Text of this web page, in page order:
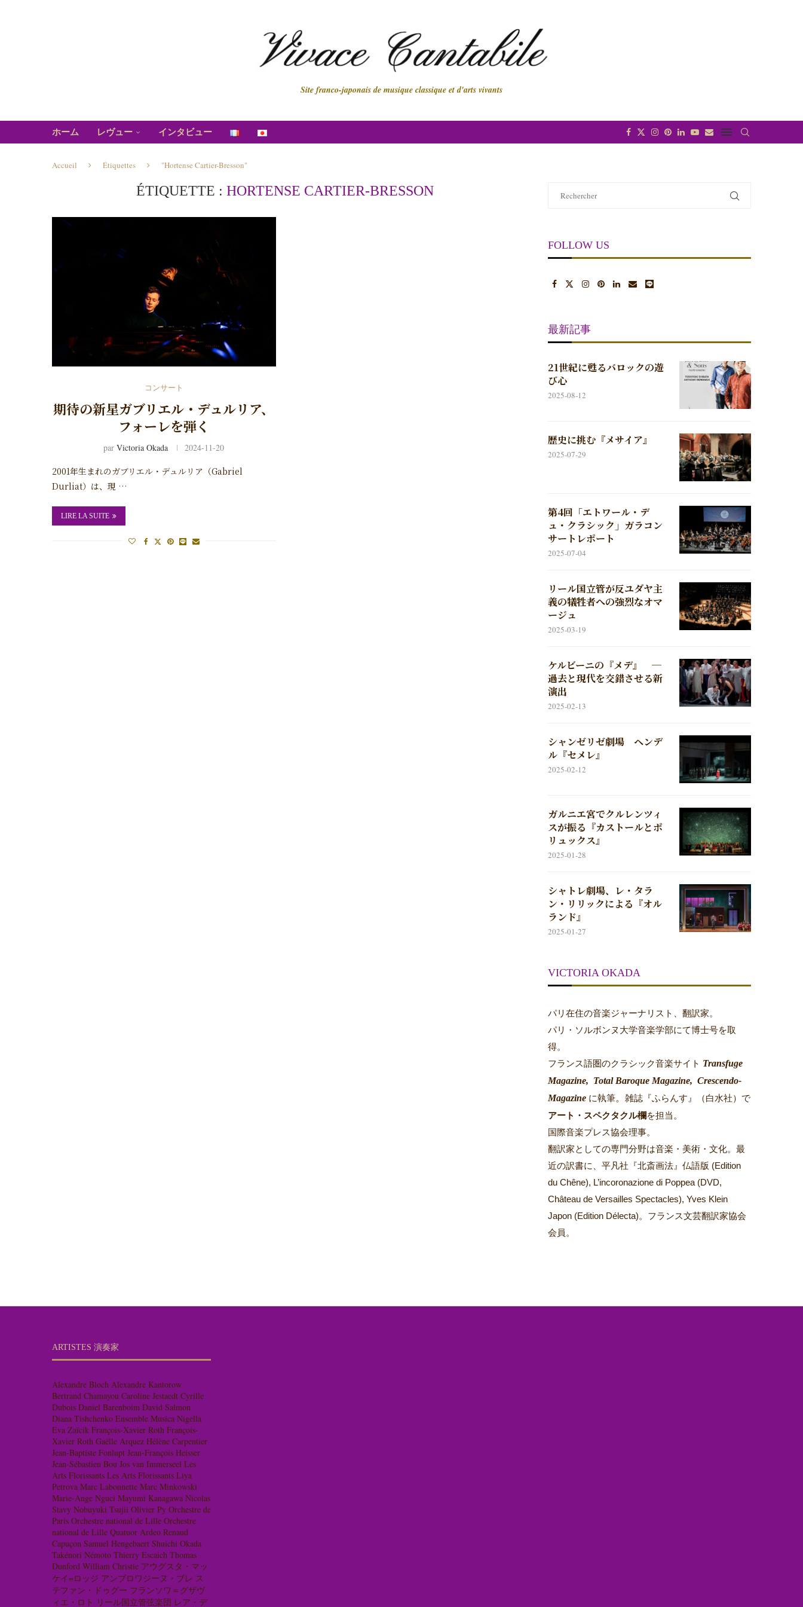
Site franco-japonais de musique classique et d'arts vivants
ホーム レヴュー インタビュー
Accueil Étiquettes "Hortense Cartier-Bresson"
ÉTIQUETTE : HORTENSE CARTIER-BRESSON
コンサート
期待の新星ガブリエル・デュルリア、
フォーレを弾く
parVictoria Okada 2024-11-20
2001年生まれのガブリエル・デュルリア（Gabriel
Durliat）は、現 …
LIRE LA SUITE
FOLLOW US
最新記事
21世紀に甦るバロックの遊
び心
2025-08-12
歴史に挑む『メサイア』
2025-07-29
第4回「エトワール・デ
ュ・クラシック」ガラコン
サートレポート
2025-07-04
リール国立管が反ユダヤ主
義の犠牲者への強烈なオマ
ージュ
2025-03-19
ケルビーニの『メデ』 ─
過去と現代を交錯させる新
演出
2025-02-13
シャンゼリゼ劇場 ヘンデ
ル『セメレ』
2025-02-12
ガルニエ宮でクルレンツィ
スが振る『カストールとポ
リュックス』
2025-01-28
シャトレ劇場、レ・タラ
ン・リリックによる『オル
ランド』
2025-01-27
VICTORIA OKADA
パリ在住の音楽ジャーナリスト、翻訳家。
パリ・ソルボンヌ大学音楽学部にて博士号を取
得。
フランス語圏のクラシック音楽サイト Transfuge
Magazine, Total Baroque Magazine, Crescendo-
Magazine に執筆。 雑誌『ふらんす』（白水社）で
アート・スペクタクル欄を担当。
国際音楽プレス協会理事。
翻訳家としての専門分野は音楽・美術・文化。最
近の訳書に、平凡社『北斎画法』仏語版 (Edition
du Chêne), L’incoronazione di Poppea (DVD,
Château de Versailles Spectacles), Yves Klein
Japon (Edition Délecta)。フランス文芸翻訳家協会
会員。
ARTISTES 演奏家
Alexandre Bloch Alexandre Kantorow
Bertrand Chamayou Caroline Jestaedt Cyrille
Dubois Daniel Barenboim David Salmon
Diana Tishchenko Ensemble Musica Nigella
Eva Zaïcik François-Xavier Roth François-
Xavier Roth Gaëlle Arquez Hélène Carpentier
Jean-Baptiste Fonlupt Jean-François Heisser
Jean-Sébastien Bou Jos van Immerseel Les
Arts Florissants Les Arts Florissants Liya
Petrova Marc Labonnette Marc Minkowski
Marie-Ange Nguci Mayumi Kanagawa Nicolas
Stavy Nobuyuki Tsujii Olivier Py Orchestre de
Paris Orchestre national de Lille Orchestre
national de Lille Quatuor Ardeo Renaud
Capuçon Samuel Hengebaert Shuichi Okada
Takénori Némoto Thierry Escaich Thomas
Dunford William Christie アウグスタ・マッ
ケイ=ロッジ アンブロワジーヌ・ブレ ス
テファン・ドゥグー フランソワ＝グザヴ
ィエ・ロト リール国立管弦楽団 レア・デ